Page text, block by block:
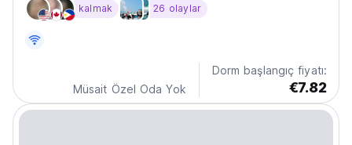
kalmak 26 olaylar
Müsait Özel Oda Yok
Dorm başlangıç fiyatı:
€7.82